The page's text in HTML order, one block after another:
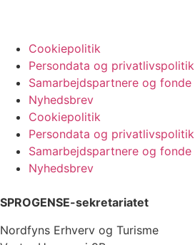
Cookiepolitik
Persondata og privatlivspolitik
Samarbejdspartnere og fonde
Nyhedsbrev
Cookiepolitik
Persondata og privatlivspolitik
Samarbejdspartnere og fonde
Nyhedsbrev
SPROGENSE-sekretariatet
Nordfyns Erhverv og Turisme